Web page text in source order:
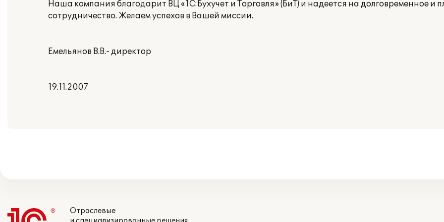
Наша компания благодарит ВЦ «1С:Бухучет и Торговля» (БиТ) и надеется на долговременное и
сотрудничество. Желаем успехов в Вашей миссии.
Емельянов В.В.- директор
19.11.2007
Отраслевые